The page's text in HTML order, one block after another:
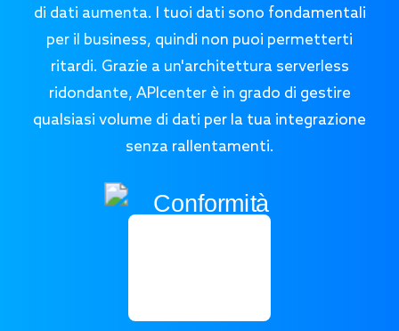
di dati aumenta. I tuoi dati sono fondamentali
per il business, quindi non puoi permetterti
ritardi. Grazie a un'architettura serverless
ridondante, APIcenter è in grado di gestire
qualsiasi volume di dati per la tua integrazione
senza rallentamenti.